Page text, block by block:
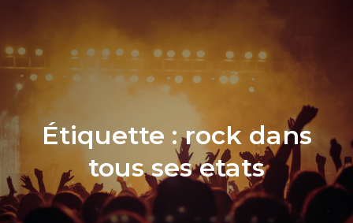
Étiquette :rock dans
tous ses etats